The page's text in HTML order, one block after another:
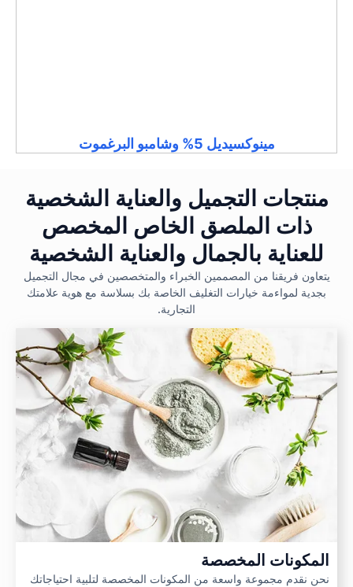
مينوكسيديل 5% وشامبو البرغموت
منتجات التجميل والعناية الشخصية
ذات الملصق الخاص المخصص
للعناية بالجمال والعناية الشخصية
يتعاون فريقنا من المصممين الخبراء والمتخصصين في مجال التجميل
بجدية لمواءمة خيارات التغليف الخاصة بك بسلاسة مع هوية علامتك
التجارية.
المكونات المخصصة
نحن نقدم مجموعة واسعة من المكونات المخصصة لتلبية احتياجاتك